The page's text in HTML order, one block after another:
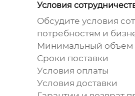
Условия
Обсудите условия
потребностям и
Минимальный объем
Сроки поставки
Условия оплаты
Условия доставки